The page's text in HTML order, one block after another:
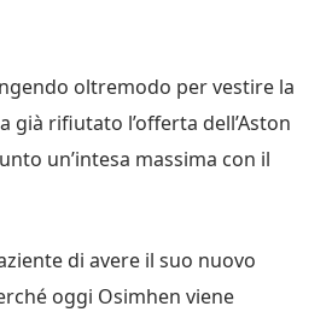
oltremodo per vestire la
già rifiutato l’offerta dell’Aston
un’intesa massima con il
di avere il suo nuovo
oggi Osimhen viene